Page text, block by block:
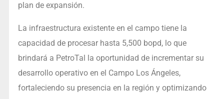
plan de expansión.
La infraestructura existente en el campo tiene la
capacidad de procesar hasta 5,500 bopd, lo que
brindará a PetroTal la oportunidad de incrementar su
desarrollo operativo en el Campo Los Ángeles,
fortaleciendo su presencia en la región y optimizando